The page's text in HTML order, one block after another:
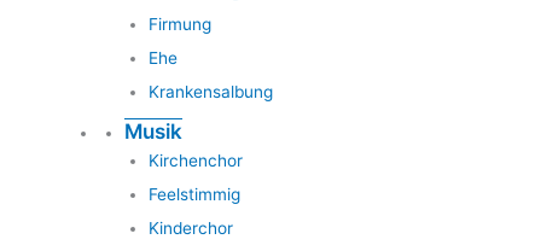
Firmung
Ehe
Krankensalbung
Musik
Kirchenchor
Feelstimmig
Kinderchor